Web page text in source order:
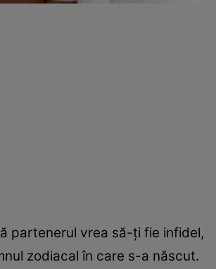
partenerul vrea să-ţi fie infidel,
zodiacal în care s-a născut.